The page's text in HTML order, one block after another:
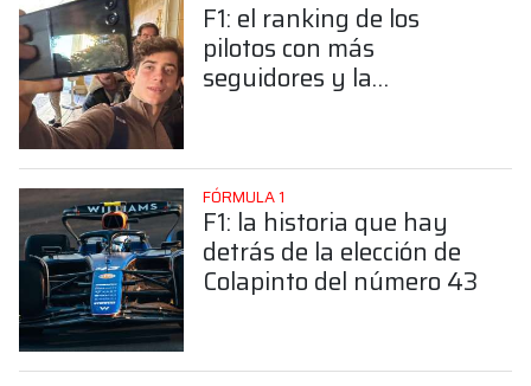
F1: el ranking de los
pilotos con más
seguidores y la
FÓRMULA 1
F1: la historia que hay
detrás de la elección de
Colapinto del número 43